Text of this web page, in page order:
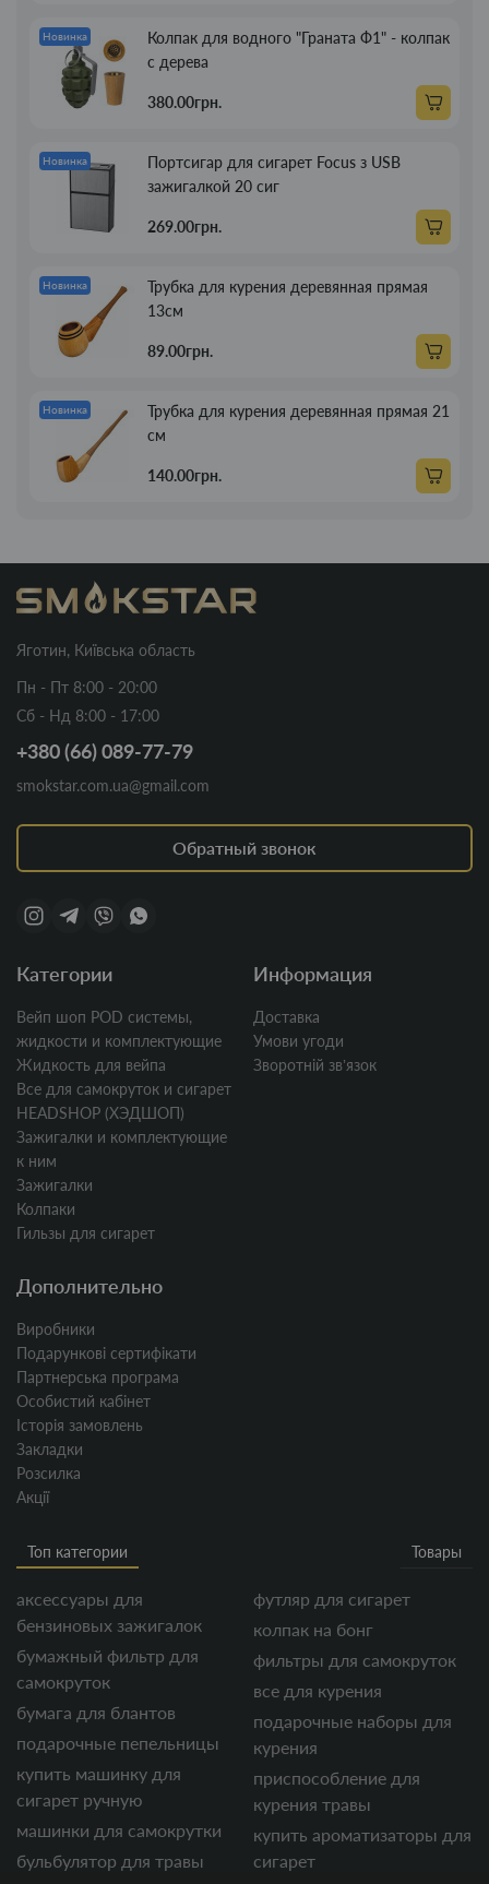
Новинка
Колпак для водного "Граната Ф1" - колпак
с дерева
380.00грн.
Новинка
Портсигар для сигарет Focus з USB
зажигалкой 20 сиг
269.00грн.
Новинка
Трубка для курения деревянная прямая
13см
89.00грн.
Новинка
Трубка для курения деревянная прямая 21
см
140.00грн.
Яготин, Київська область
Пн - Пт 8:00 - 20:00
Сб - Нд 8:00 - 17:00
+380 (66) 089-77-79
smokstar.com.ua@gmail.com
Обратный звонок
Категории
Вейп шоп POD системы,
жидкости и комплектующие
Жидкость для вейпа
Все для самокруток и сигарет
HEADSHOP (ХЭДШОП)
Зажигалки и комплектующие
к ним
Зажигалки
Колпаки
Гильзы для сигарет
Информация
Доставка
Умови угоди
Зворотній звʼязок
Дополнительно
Виробники
Подарункові сертифікати
Партнерська програма
Особистий кабінет
Історія замовлень
Закладки
Розсилка
Акції
Топ категории Товары
аксессуары для
бензиновых зажигалок
бумажный фильтр для
самокруток
бумага для блантов
подарочные пепельницы
купить машинку для
сигарет ручную
машинки для самокрутки
бульбулятор для травы
футляр для сигарет
колпак на бонг
фильтры для самокруток
все для курения
подарочные наборы для
курения
приспособление для
курения травы
купить ароматизаторы для
сигарет